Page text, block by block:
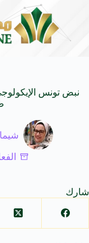
عبدالواحد بجمهورهً 6 أغسطس 2026
نبض تونس
شارك